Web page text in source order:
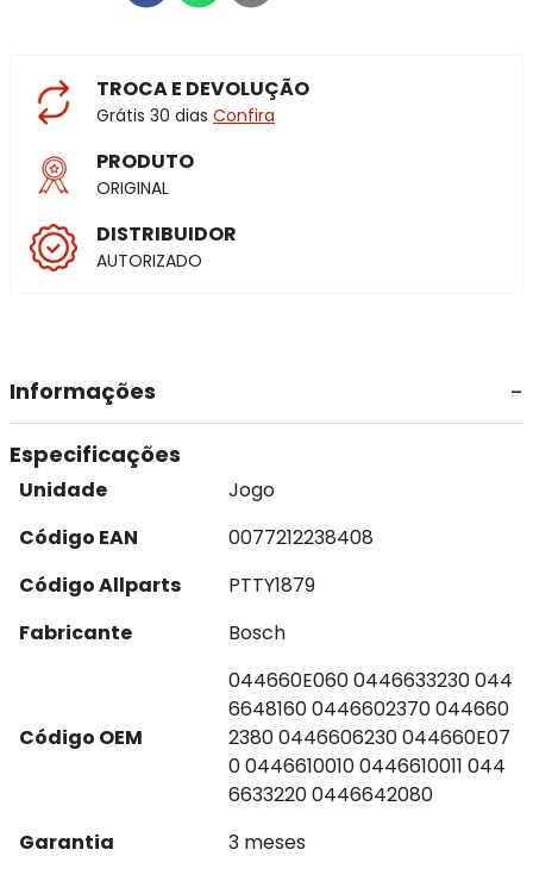
TROCA E DEVOLUÇÃO
Grátis 30 dias Confira
PRODUTO
ORIGINAL
DISTRIBUIDOR
AUTORIZADO
Informações
Especificações
Unidade
Jogo
Código EAN
0077212238408
Código Allparts
PTTY1879
Fabricante
Bosch
Código OEM
044660E060 0446633230 044
6648160 0446602370 044660
2380 0446606230 044660E07
0 0446610010 0446610011 044
6633220 0446642080
Garantia
3 meses